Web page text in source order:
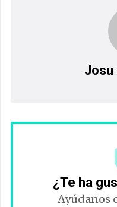
Josu
¿Te ha
Ayúdanos